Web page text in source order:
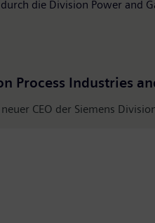
die Division Power and
Process Industries
CEO der Siemens